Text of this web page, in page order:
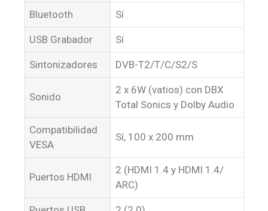
Bluetooth Sí
USB Grabador Sí
Sintonizadores DVB-T2/T/C/S2/S
Sonido
2 x 6W (vatios) con DBX
Total Sonics y Dolby Audio
Compatibilidad
VESA
Sí, 100 x 200 mm
Puertos HDMI
2 (HDMI 1.4 y HDMI 1.4/
ARC)